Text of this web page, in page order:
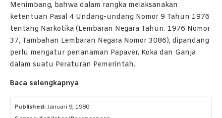
Menimbang, bahwa dalam rangka melaksanakan
ketentuan Pasal 4 Undang-undang Nomor 9 Tahun 1976
tentang Narkotika (Lembaran Negara Tahun. 1976 Nomor
37, Tambahan Lembaran Negara Nomor 3086), dipandang
perlu mengatur penanaman Papaver, Koka dan Ganja
dalam suatu Peraturan Pemerintah.
Baca selengkapnya
Published:Januari 9, 1980